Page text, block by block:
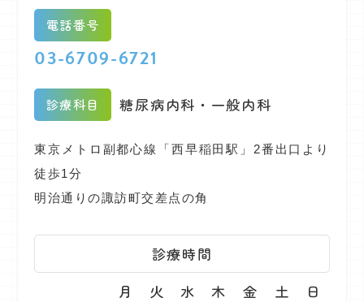
電話番号
03-6709-6721
診療科目 糖尿病内科・一般内科
東京メトロ副都心線「西早稲田駅」2番出口より
徒歩1分
明治通りの諏訪町交差点の角
診療時間
月
火 水 木 金 土 日